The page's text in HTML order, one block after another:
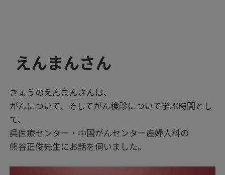
えんまんさん
きょうのえんまんさんは、
がんについて、そしてがん検診について学ぶ時間とし
て、
呉医療センター・中国がんセンター産婦人科の
熊谷正俊先生にお話を伺いました。